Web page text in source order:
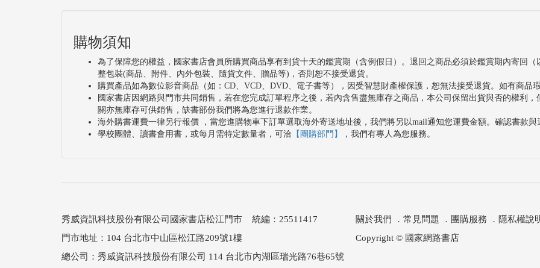
購物須知
為了保障您的權益，國家書店會員所購買商品享有到貨十天的鑑賞期（含例假日）。退回之商品必須於鑑賞期內寄回
整包裝(商品、附件、內外包裝、隨貨文件、贈品等)，否則恕不接受退貨。
購買產品如為數位影音商品（如：CD、VCD、DVD、電子書等），因受智慧財產權保護，恕無法接受退貨。如有商品
國家書店因網路與門市共同銷售，若在您完成訂單程序之後，若內含售盡無庫存之商品，本公司保留出貨與否的權利
關亦無庫存可供銷售，缺書部份我們將為您進行退款作業。
海外購書運費一律另行報價 ，當您進購物車下訂單選取海外寄送地址後，我們將另以mail通知您運費金額。確認書款
學校團體、讀書會用書，或每月需特定數量者，可洽 【團購部門】 ，我們有專人為您服務。
秀威資訊科技股份有限公司國家書店松江門市 統編：25511417
門市地址：104 台北市中山區松江路209號1樓
關於我們 ． 常見問題 ． 團購服務 ． 隱私權說
Copyright © 國家網路書店
總公司：秀威資訊科技股份有限公司 114 台北市內湖區瑞光路76巷65號